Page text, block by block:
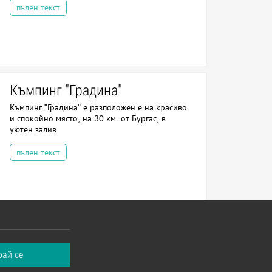
пълен текст
Къмпинг "Градина"
Къмпинг "Градина" е разположен е на красиво
и спокойно място, на 30 км. от Бургас, в
уютен залив.
пълен текст